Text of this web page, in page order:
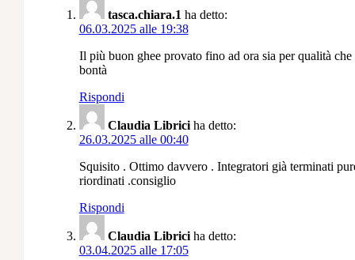
tasca.chiara.1 ha detto:
06.03.2025 alle 19:38
Il più buon ghee provato fino ad ora sia per qualità che
bontà
Rispondi
Claudia Librici ha detto:
26.03.2025 alle 00:40
Squisito . Ottimo davvero . Integratori già terminati
riordinati .consiglio
Rispondi
Claudia Librici ha detto:
03.04.2025 alle 17:05